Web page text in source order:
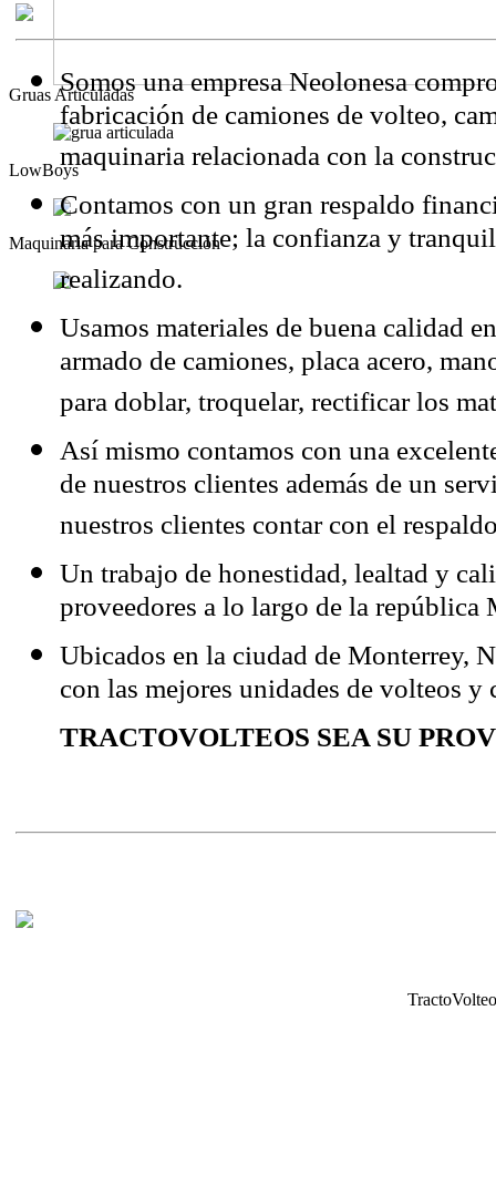
Gruas Articuladas
LowBoys
Maquinaria para Construcción
Somos una empresa Neolonesa
fabricación de camiones de volteo,
maquinaria relacionada con la
Contamos con un gran respaldo
más importante; la confianza y
realizando.
Usamos materiales de buena calidad
armado de camiones, placa acero,
para doblar, troquelar, rectificar los
Así mismo contamos con una
de nuestros clientes además de un
nuestros clientes contar con el
Un trabajo de honestidad, lealtad y
proveedores a lo largo de la república
Ubicados en la ciudad de Monterrey,
con las mejores unidades de volteos
TRACTOVOLTEOS SEA SU